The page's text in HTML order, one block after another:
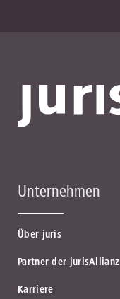
Unternehmen
Über juris
Partner der jurisAllianz
Karriere